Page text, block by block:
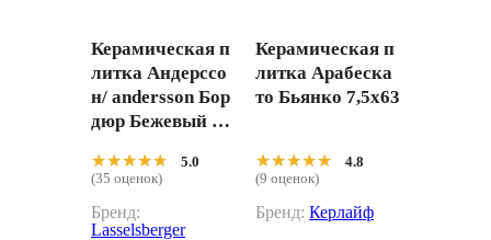
Керамическая п
литка Андерссо
н/ andersson Бор
дюр Бежевый 6.5
★★★★★
★★★★★
5.0
(35 оценок)
Бренд:
Lasselsberger
Керамическая п
литка Арабеска
то Бьянко 7,5x63
★★★★★
★★★★★
4.8
(9 оценок)
Бренд: Керлайф